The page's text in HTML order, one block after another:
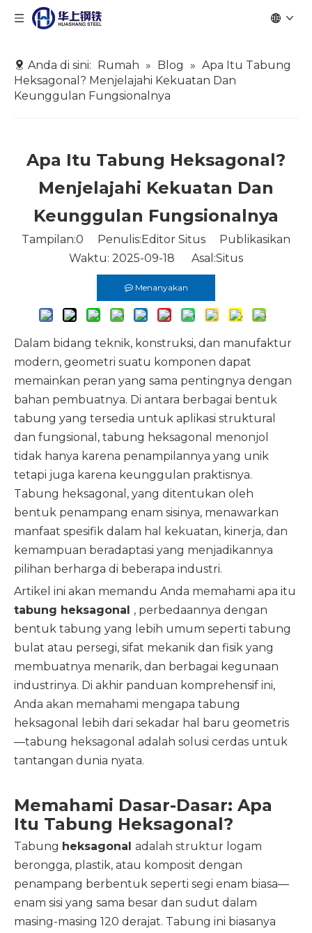
Anda di sini: Rumah » Blog » Apa Itu Tabung
Heksagonal? Menjelajahi Kekuatan Dan
Keunggulan Fungsionalnya
Apa Itu Tabung Heksagonal?
Menjelajahi Kekuatan Dan
Keunggulan Fungsionalnya
Tampilan:0 Penulis:Editor Situs Publikasikan
Waktu: 2025-09-18 Asal:Situs
Menanyakan
Dalam bidang teknik, konstruksi, dan manufaktur
modern, geometri suatu komponen dapat
memainkan peran yang sama pentingnya dengan
bahan pembuatnya. Di antara berbagai bentuk
tabung yang tersedia untuk aplikasi struktural
dan fungsional, tabung heksagonal menonjol
tidak hanya karena penampilannya yang unik
tetapi juga karena keunggulan praktisnya.
Tabung heksagonal, yang ditentukan oleh
bentuk penampang enam sisinya, menawarkan
manfaat spesifik dalam hal kekuatan, kinerja, dan
kemampuan beradaptasi yang menjadikannya
pilihan berharga di beberapa industri.
Artikel ini akan memandu Anda memahami apa itu
tabung heksagonal , perbedaannya dengan
bentuk tabung yang lebih umum seperti tabung
bulat atau persegi, sifat mekanik dan fisik yang
membuatnya menarik, dan berbagai kegunaan
industrinya. Di akhir panduan komprehensif ini,
Anda akan memahami mengapa tabung
heksagonal lebih dari sekadar hal baru geometris
—tabung heksagonal adalah solusi cerdas untuk
tantangan dunia nyata.
Memahami Dasar-Dasar: Apa
Itu Tabung Heksagonal?
Tabung heksagonal adalah struktur logam
berongga, plastik, atau komposit dengan
penampang berbentuk seperti segi enam biasa—
enam sisi yang sama besar dan sudut dalam
masing-masing 120 derajat. Tabung ini biasanya